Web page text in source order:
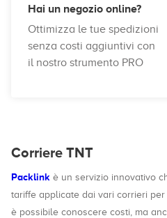
Hai un negozio online?
Ottimizza le tue spedizioni
senza costi aggiuntivi con
il nostro strumento PRO
Corriere TNT
Packlink è un servizio innovativo
tariffe applicate dai vari corrieri
è possibile conoscere costi, ma